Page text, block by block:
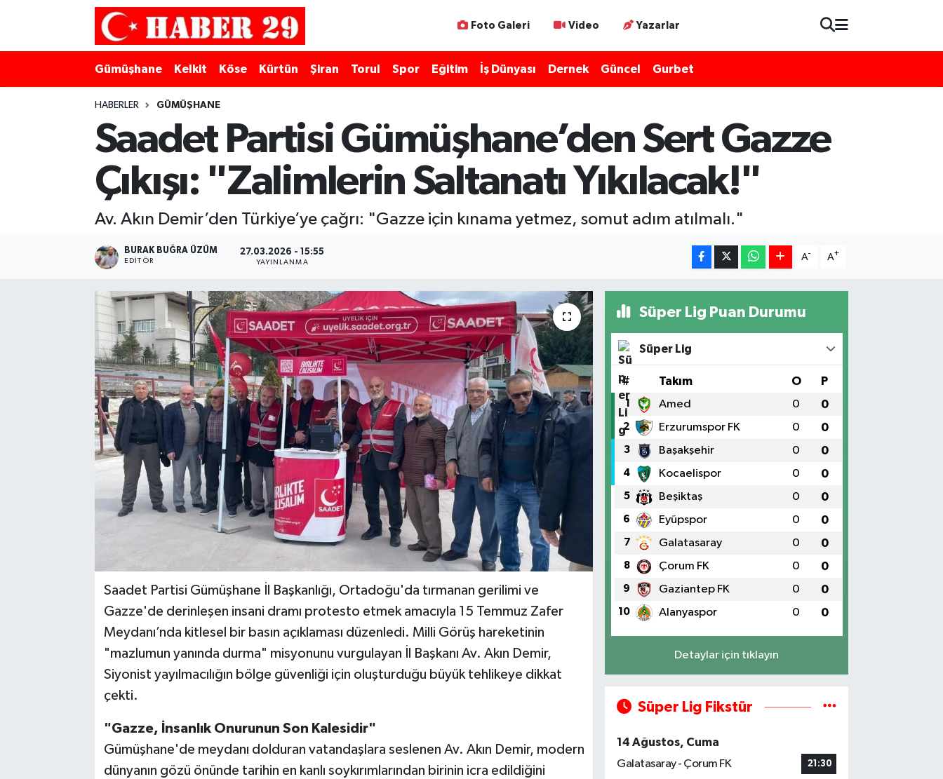
Foto Galeri Video Yazarlar
Gümüşhane Kelkit Köse Kürtün Şiran Torul Spor Eğitim İş Dünyası Dernek Güncel Gurbet
HABERLER GÜMÜŞHANE
Saadet Partisi Gümüşhane’den Sert Gazze
Çıkışı: "Zalimlerin Saltanatı Yıkılacak!"
Av. Akın Demir’den Türkiye’ye çağrı: "Gazze için kınama yetmez, somut adım atılmalı."
BURAK BUĞRA ÜZÜM
EDITÖR
27.03.2026 - 15:55
YAYINLANMA
A- A+
Saadet Partisi Gümüşhane İl Başkanlığı, Ortadoğu'da tırmanan gerilimi ve
Gazze'de derinleşen insani dramı protesto etmek amacıyla 15 Temmuz Zafer
Meydanı’nda kitlesel bir basın açıklaması düzenledi. Milli Görüş hareketinin
"mazlumun yanında durma" misyonunu vurgulayan İl Başkanı Av. Akın Demir,
Siyonist yayılmacılığın bölge güvenliği için oluşturduğu büyük tehlikeye dikkat
çekti.
"Gazze, İnsanlık Onurunun Son Kalesidir"
Gümüşhane'de meydanı dolduran vatandaşlara seslenen Av. Akın Demir, modern
dünyanın gözü önünde tarihin en kanlı soykırımlarından birinin icra edildiğini
Süper Lig Puan Durumu
Süper Lig
# Takım O P
1 Amed 0 0
2 Erzurumspor FK 0 0
3 Başakşehir 0 0
4 Kocaelispor 0 0
5 Beşiktaş 0 0
6 Eyüpspor 0 0
7 Galatasaray 0 0
8 Çorum FK 0 0
9 Gaziantep FK 0 0
10 Alanyaspor 0 0
Detaylar için tıklayın
Süper Lig Fikstür
14 Ağustos, Cuma
Galatasaray - Çorum FK
21:30
Merkez Hava Durumu
Merkez Trafik Yoğunluk Haritası
Süper Lig Puan Durumu ve Fikstür
Son Dakika Haberleri